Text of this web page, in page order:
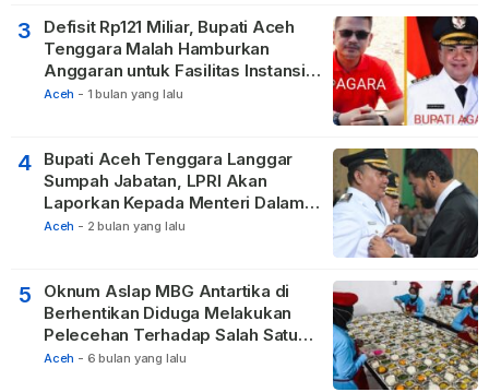
3
Defisit Rp121 Miliar, Bupati Aceh
Tenggara Malah Hamburkan
Anggaran untuk Fasilitas Instansi
Vertikal
Aceh - 1 bulan yang lalu
4
Bupati Aceh Tenggara Langgar
Sumpah Jabatan, LPRI Akan
Laporkan Kepada Menteri Dalam
Negeri
Aceh - 2 bulan yang lalu
5
Oknum Aslap MBG Antartika di
Berhentikan Diduga Melakukan
Pelecehan Terhadap Salah Satu
Relawan
Aceh - 6 bulan yang lalu